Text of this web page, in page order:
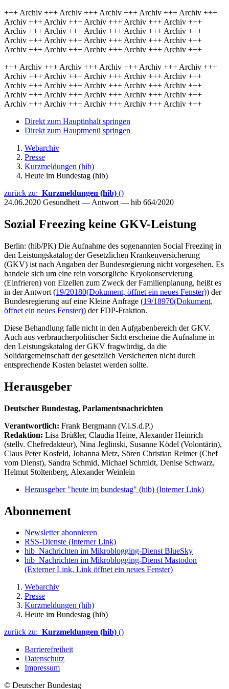
+++ Archiv +++ Archiv +++ Archiv +++ Archiv +++ Archiv +++
Archiv +++ Archiv +++ Archiv +++ Archiv +++ Archiv +++
Archiv +++ Archiv +++ Archiv +++ Archiv +++ Archiv +++
Archiv +++ Archiv +++ Archiv +++ Archiv +++ Archiv +++
Archiv +++ Archiv +++ Archiv +++ Archiv +++ Archiv +++
+++ Archiv +++ Archiv +++ Archiv +++ Archiv +++ Archiv +++
Archiv +++ Archiv +++ Archiv +++ Archiv +++ Archiv +++
Archiv +++ Archiv +++ Archiv +++ Archiv +++ Archiv +++
Archiv +++ Archiv +++ Archiv +++ Archiv +++ Archiv +++
Archiv +++ Archiv +++ Archiv +++ Archiv +++ Archiv +++
Direkt zum Hauptinhalt springen
Direkt zum Hauptmenü springen
Webarchiv
Presse
Kurzmeldungen (hib)
Heute im Bundestag (hib)
zurück zu: Kurzmeldungen (hib) ()
24.06.2020 Gesundheit — Antwort — hib 664/2020
Sozial Freezing keine GKV-Leistung
Berlin: (hib/PK) Die Aufnahme des sogenannten Social Freezing in
den Leistungskatalog der Gesetzlichen Krankenversicherung
(GKV) ist nach Angaben der Bundesregierung nicht vorgesehen. Es
handele sich um eine rein vorsorgliche Kryokonservierung
(Einfrieren) von Eizellen zum Zweck der Familienplanung, heißt es
in der Antwort (19/20180(Dokument, öffnet ein neues Fenster)) der
Bundesregierung auf eine Kleine Anfrage (19/18970(Dokument,
öffnet ein neues Fenster)) der FDP-Fraktion.
Diese Behandlung falle nicht in den Aufgabenbereich der GKV.
Auch aus verbraucherpolitischer Sicht erscheine die Aufnahme in
den Leistungskatalog der GKV fragwürdig, da die
Solidargemeinschaft der gesetzlich Versicherten nicht durch
entsprechende Kosten belastet werden sollte.
Herausgeber
Deutscher Bundestag, Parlamentsnachrichten
Verantwortlich: Frank Bergmann (V.i.S.d.P.)
Redaktion: Lisa Brüßler, Claudia Heine, Alexander Heinrich
(stellv. Chefredakteur), Nina Jeglinski, Susanne Ködel (Volontärin),
Claus Peter Kosfeld, Johanna Metz, Sören Christian Reimer (Chef
vom Dienst), Sandra Schmid, Michael Schmidt, Denise Schwarz,
Helmut Stoltenberg, Alexander Weinlein
Herausgeber "heute im bundestag" (hib) (Interner Link)
Abonnement
Newsletter abonnieren
RSS-Dienste (Interner Link)
hib_Nachrichten im Mikroblogging-Dienst BlueSky
hib_Nachrichten im Mikroblogging-Dienst Mastodon
(Externer Link, Link öffnet ein neues Fenster)
Webarchiv
Presse
Kurzmeldungen (hib)
Heute im Bundestag (hib)
zurück zu: Kurzmeldungen (hib) ()
Barrierefreiheit
Datenschutz
Impressum
© Deutscher Bundestag